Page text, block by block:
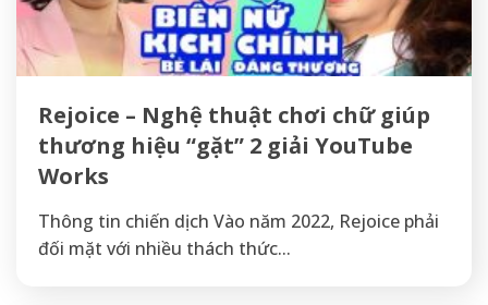
Rejoice – Nghệ thuật chơi chữ giúp
thương hiệu “gặt” 2 giải YouTube
Works
Thông tin chiến dịch Vào năm 2022, Rejoice phải
đối mặt với nhiều thách thức...